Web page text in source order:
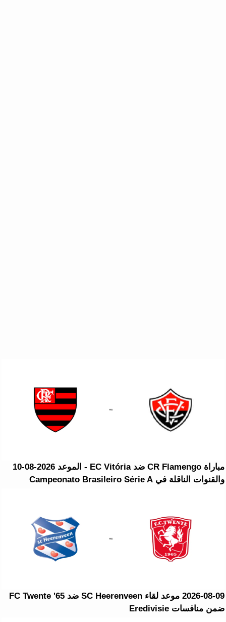
مباراة CR Flamengo ضد EC Vitória - الموعد 2026-08-10
والقنوات الناقلة في Campeonato Brasileiro Série A
2026-08-09 موعد لقاء SC Heerenveen ضد FC Twente '65
ضمن منافسات Eredivisie